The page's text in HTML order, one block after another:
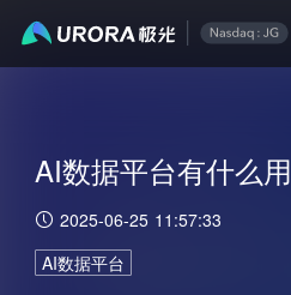
AI数据平台有什么用
2025-06-25 11:57:33
AI数据平台